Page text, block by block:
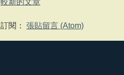
訂閱： 張貼留言 (Atom)